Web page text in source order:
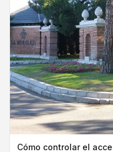
Cómo controlar el